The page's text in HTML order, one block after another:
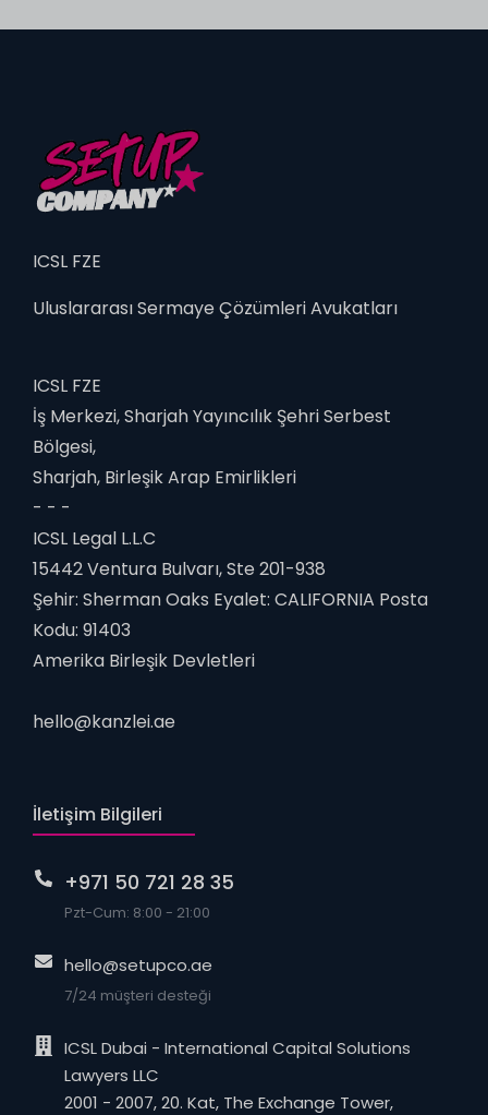
ICSL FZE
Uluslararası Sermaye Çözümleri Avukatları
ICSL FZE
İş Merkezi, Sharjah Yayıncılık Şehri Serbest
Bölgesi,
Sharjah, Birleşik Arap Emirlikleri
- - -
ICSL Legal L.L.C
15442 Ventura Bulvarı, Ste 201-938
Şehir: Sherman Oaks Eyalet: CALIFORNIA Posta
Kodu: 91403
Amerika Birleşik Devletleri
hello@kanzlei.ae
İletişim Bilgileri
+971 50 721 28 35
Pzt-Cum: 8:00 - 21:00
hello@setupco.ae
7/24 müşteri desteği
ICSL Dubai - International Capital Solutions
Lawyers LLC
2001 - 2007, 20. Kat, The Exchange Tower,